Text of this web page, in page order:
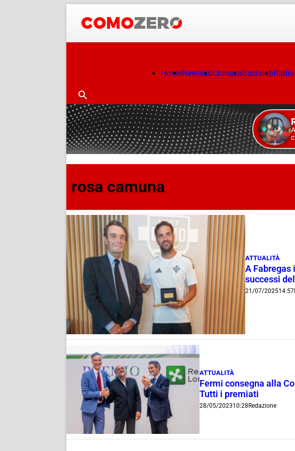
HomeNewslabCronacaSocialab
rosa camuna
ATTUALITÀ
A
successi
21/07/202514:57
ATTUALITÀ
Fermi consegna alla
Tutti i premiati
28/05/202310:28 Redazione